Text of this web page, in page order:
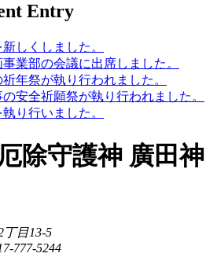
Entry
しくしました。
業部の会議に出席しました。
年祭が執り行われました。
安全祈願祭が執り行われました。
り行いました。
除守護神 廣田神
丁目13-5
777-5244